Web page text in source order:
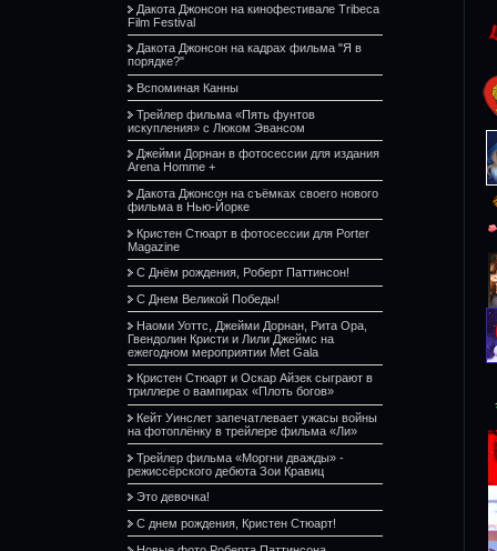
Дакота Джонсон на кинофестивале Tribeca
Film Festival
Дакота Джонсон на кадрах фильма "Я в
порядке?"
Вспоминая Канны
Трейлер фильма «Пять фунтов
искупления» с Люком Эвансом
Джейми Дорнан в фотосессии для издания
Arena Homme +
Дакота Джонсон на съёмках своего нового
фильма в Нью-Йорке
Кристен Стюарт в фотосессии для Porter
Magazine
С Днём рождения, Роберт Паттинсон!
С Днем Великой Победы!
Наоми Уоттс, Джейми Дорнан, Рита Ора,
Гвендолин Кристи и Лили Джеймс на
ежегодном мероприятии Met Gala
Кристен Стюарт и Оскар Айзек сыграют в
триллере о вампирах «Плоть богов»
Кейт Уинслет запечатлевает ужасы войны
на фотоплёнку в трейлере фильма «Ли»
Трейлер фильма «Моргни дважды» -
режиссёрского дебюта Зои Кравиц
Это девочка!
С днем рождения, Кристен Стюарт!